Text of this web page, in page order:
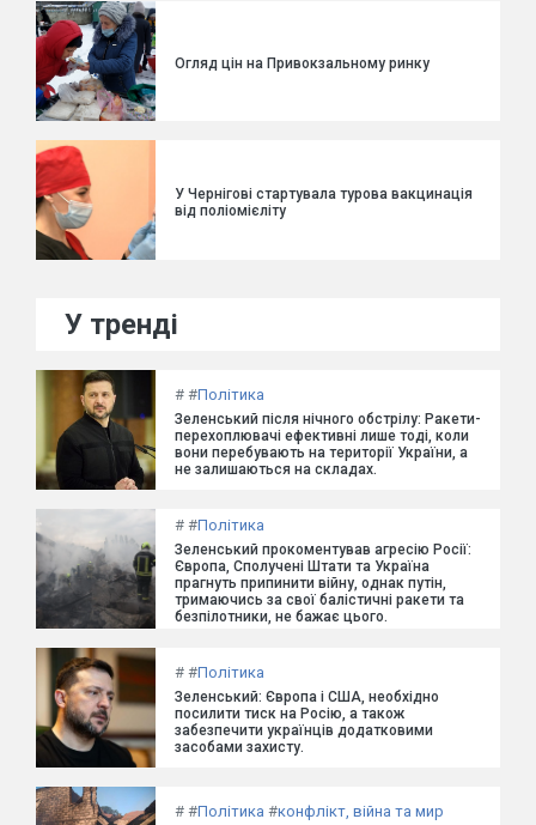
Огляд цін на Привокзальному ринку
У Чернігові стартувала турова вакцинація
від поліомієліту
У тренді
# #Політика
Зеленський після нічного обстрілу: Ракети-
перехоплювачі ефективні лише тоді, коли
вони перебувають на території України, а
не залишаються на складах.
# #Політика
Зеленський прокоментував агресію Росії:
Європа, Сполучені Штати та Україна
прагнуть припинити війну, однак путін,
тримаючись за свої балістичні ракети та
безпілотники, не бажає цього.
# #Політика
Зеленський: Європа і США, необхідно
посилити тиск на Росію, а також
забезпечити українців додатковими
засобами захисту.
# #Політика #конфлікт, війна та мир